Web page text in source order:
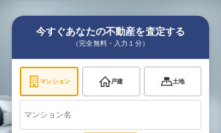
今すぐあなたの不動産を査定する
（完全無料・入力１分）
マンション 戸建 土地